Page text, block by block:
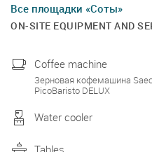
Все площадки «Соты»
ON-SITE EQUIPMENT AND
Coffee machine
Зерновая кофемашина
PicoBaristo DELUX
Water cooler
Tables